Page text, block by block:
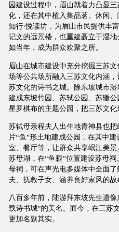
园建设过程中，眉山就着力凸显
化，还在其中植入集品茗、休闲
知行·悦读坊，为眉山市民提供丰
记文的远景楼，也重建矗立于湿
如当年，成为群众欢聚之所。
眉山在城市建设中充分挖掘三苏
场等公共场所融入三苏文化内涵
苏文化的诗书之城。除东坡城市
建成东坡竹园、苏轼公园、苏辙
星罗棋布的主题公园，把三苏文化
苏轼母亲程夫人出生地青神县也
片“鱼”形土地建成公园，在其中
室、餐厅等，让群众共享岷江美
苏母湖，在“鱼眼”位置建设苏母
母祠，可在声光电多媒体中全面
夫、抚教子女、涵养良好家风的故
八百多年前，陆游拜东坡先生遗
载诗书城”的美名。而今，在三苏
更加名副其实。